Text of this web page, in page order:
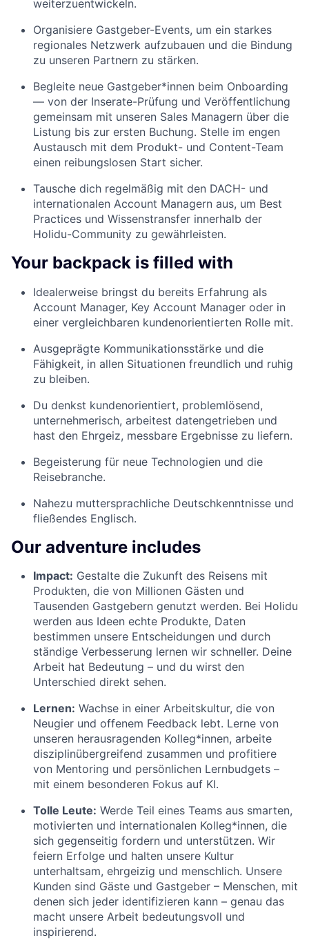
weiterzuentwickeln.
Organisiere Gastgeber-Events, um ein starkes
regionales Netzwerk aufzubauen und die Bindung
zu unseren Partnern zu stärken.
Begleite neue Gastgeber*innen beim Onboarding
— von der Inserate-Prüfung und Veröffentlichung
gemeinsam mit unseren Sales Managern über die
Listung bis zur ersten Buchung. Stelle im engen
Austausch mit dem Produkt- und Content-Team
einen reibungslosen Start sicher.
Tausche dich regelmäßig mit den DACH- und
internationalen Account Managern aus, um Best
Practices und Wissenstransfer innerhalb der
Holidu-Community zu gewährleisten.
Your backpack is filled with
Idealerweise bringst du bereits Erfahrung als
Account Manager, Key Account Manager oder in
einer vergleichbaren kundenorientierten Rolle mit.
Ausgeprägte Kommunikationsstärke und die
Fähigkeit, in allen Situationen freundlich und ruhig
zu bleiben.
Du denkst kundenorientiert, problemlösend,
unternehmerisch, arbeitest datengetrieben und
hast den Ehrgeiz, messbare Ergebnisse zu liefern.
Begeisterung für neue Technologien und die
Reisebranche.
Nahezu muttersprachliche Deutschkenntnisse und
fließendes Englisch.
Our adventure includes
Impact: Gestalte die Zukunft des Reisens mit
Produkten, die von Millionen Gästen und
Tausenden Gastgebern genutzt werden. Bei Holidu
werden aus Ideen echte Produkte, Daten
bestimmen unsere Entscheidungen und durch
ständige Verbesserung lernen wir schneller. Deine
Arbeit hat Bedeutung – und du wirst den
Unterschied direkt sehen.
Lernen: Wachse in einer Arbeitskultur, die von
Neugier und offenem Feedback lebt. Lerne von
unseren herausragenden Kolleg*innen, arbeite
disziplinübergreifend zusammen und profitiere
von Mentoring und persönlichen Lernbudgets –
mit einem besonderen Fokus auf KI.
Tolle Leute: Werde Teil eines Teams aus smarten,
motivierten und internationalen Kolleg*innen, die
sich gegenseitig fordern und unterstützen. Wir
feiern Erfolge und halten unsere Kultur
unterhaltsam, ehrgeizig und menschlich. Unsere
Kunden sind Gäste und Gastgeber – Menschen, mit
denen sich jeder identifizieren kann – genau das
macht unsere Arbeit bedeutungsvoll und
inspirierend.